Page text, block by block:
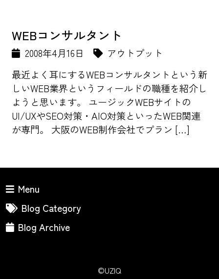
WEBコンサルタント
2008年4月16日
アウトプット
最近よく耳にするWEBコンサルタントという新
しいWEB業界というフィールドの職種を紹介し
ようと思います。 ユージックWEBサイトの
UI/UXやSEO対策・AIO対策といったWEB関連
が専門。 大阪のWEB制作会社でプラン […]
Menu
Blog Category
Blog Archive
©UZIQ